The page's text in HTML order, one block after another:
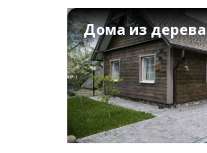
Дома из дерева